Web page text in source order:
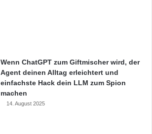
Wenn ChatGPT zum Giftmischer wird, der
Agent deinen Alltag erleichtert und
einfachste Hack dein LLM zum Spion
machen
14. August 2025